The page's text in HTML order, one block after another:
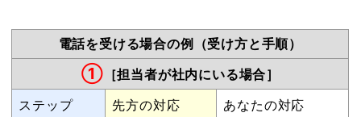
電話を受ける場合の例（受け方と手順）
① ［担当者が社内にいる場合］
ステップ
先方の対応
あなたの対応